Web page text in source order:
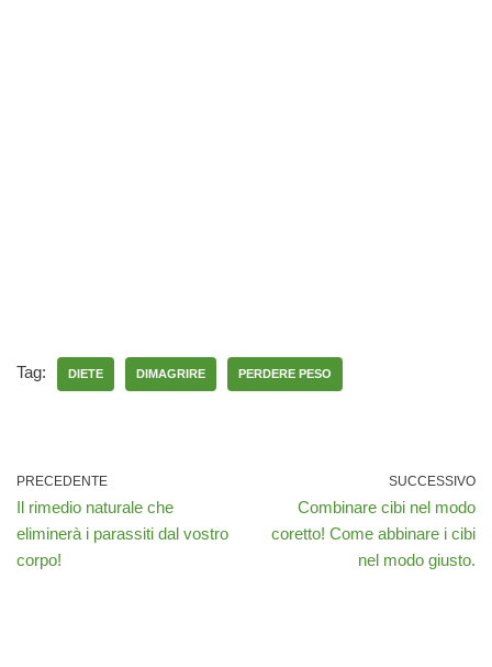
Tag: DIETE DIMAGRIRE PERDERE PESO
PRECEDENTE
Il rimedio naturale che
eliminerà i parassiti dal vostro
corpo!
SUCCESSIVO
Combinare cibi nel modo
coretto! Come abbinare i cibi
nel modo giusto.